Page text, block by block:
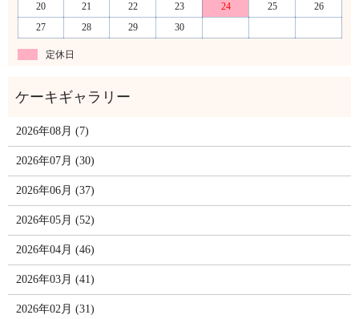
20
21 22 23 24 25
26
27
28 29 30
定休日
2026年08月 (7)
2026年07月 (30)
2026年06月 (37)
2026年05月 (52)
2026年04月 (46)
2026年03月 (41)
2026年02月 (31)